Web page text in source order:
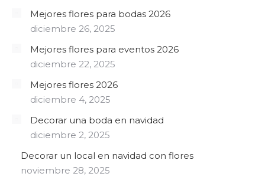
Mejores flores para bodas 2026
diciembre 26, 2025
Mejores flores para eventos 2026
diciembre 22, 2025
Mejores flores 2026
diciembre 4, 2025
Decorar una boda en navidad
diciembre 2, 2025
Decorar un local en navidad con flores
noviembre 28, 2025